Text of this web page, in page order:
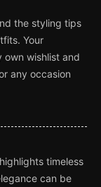
the styling tips
Your
own wishlist and
any occasion
timeless
can be